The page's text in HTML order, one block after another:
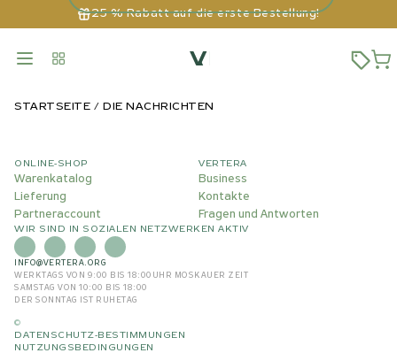
25 % Rabatt auf die erste Bestellung!
STARTSEITE DIE NACHRICHTEN
ONLINE-SHOP
Warenkatalog
Lieferung
Partneraccount
VERTERA
Business
Kontakte
Fragen und Antworten
WIR SIND IN SOZIALEN NETZWERKEN AKTIV
INFO@VERTERA.ORG
WERKTAGS VON 9:00 BIS 18:00 UHR MOSKAUER ZEIT
SAMSTAG VON 10:00 BIS 18:00
DER SONNTAG IST RUHETAG
©
DATENSCHUTZ-BESTIMMUNGEN
NUTZUNGSBEDINGUNGEN